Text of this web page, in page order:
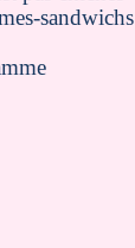
sandwichs